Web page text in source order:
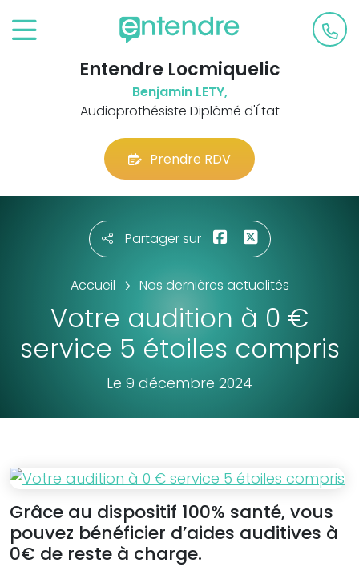
Entendre Locmiquelic
Benjamin LETY,
Audioprothésiste Diplômé d'État
Prendre RDV
Partager sur
Accueil Nos dernières actualités
Votre audition à 0 €
service 5 étoiles compris
Le 9 décembre 2024
Grâce au dispositif 100% santé, vous
pouvez bénéficier d’aides auditives à
0€ de reste à charge.